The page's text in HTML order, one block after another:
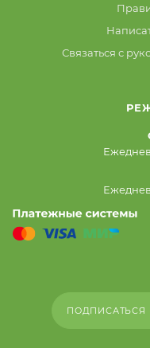
Связаться с
ПОДПИСАТЬСЯ